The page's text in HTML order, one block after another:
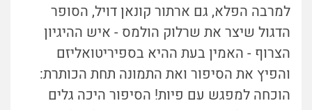
למרבה הפלא, גם ארתור קונאן דויל, הסופר
הדגול שיצר את שרלוק הולמס - איש ההיגיון
הצרוף - האמין בעת ההיא בספיריטואליזם
והפיץ את הסיפור ואת התמונה תחת הכותרת:
הוכחה למפגש עם פיות! הסיפור היכה גלים